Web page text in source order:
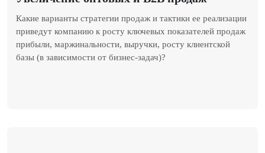
Какие варианты стратегии продаж и тактики ее реализации
приведут компанию к росту ключевых показателей продаж
прибыли, маржинальности, выручки, росту клиентской
базы (в зависимости от бизнес-задач)?